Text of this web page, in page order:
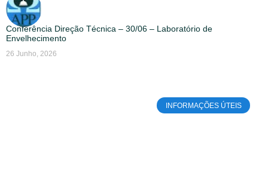
Conferência Direção Técnica – 30/06 – Laboratório de
Envelhecimento
26 Junho, 2026
INFORMAÇÕES ÚTEIS